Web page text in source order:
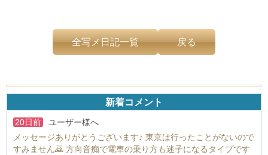
全写メ日記一覧 戻る
新着コメント
20日前 ユーザー様へ
メッセージありがとうございます♪ 東京は行ったことがないので
すみません🙇 方向音痴で電車の乗り方も迷子になるタイプです